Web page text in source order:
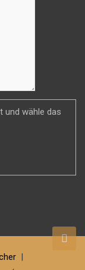
und wähle das